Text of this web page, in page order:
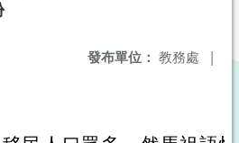
發布單位： 教務處 |